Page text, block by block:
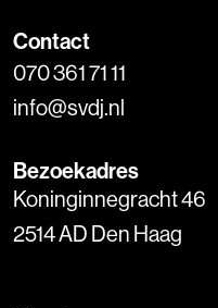
Contact
070 361 71 11
info@svdj.nl
Bezoekadres
Koninginnegracht 46
2514 AD Den Haag